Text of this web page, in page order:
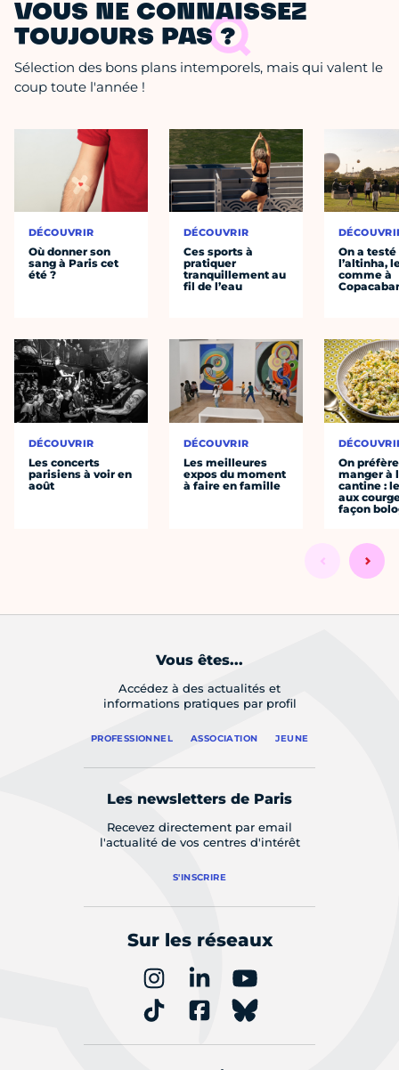
VOUS NE CONNAISSEZ
TOUJOURS PAS ?
Sélection des bons plans intemporels, mais qui valent le
coup toute l'année !
DÉCOUVRIR
Où donner son
sang à Paris cet
été ?
DÉCOUVRIR
Les concerts
parisiens à voir en
août
DÉCOUVRIR
Ces sports à
pratiquer
tranquillement au
fil de l’eau
DÉCOUVRIR
Les meilleures
expos du moment
à faire en famille
On a testé
l’altinha,
comme à
On préfère
manger à
cantine :
aux
façon
Vous êtes...
Accédez à des actualités et
informations pratiques par profil
PROFESSIONNEL ASSOCIATION JEUNE
Les newsletters de Paris
Recevez directement par email
l'actualité de vos centres d'intérêt
S'INSCRIRE
Sur les réseaux